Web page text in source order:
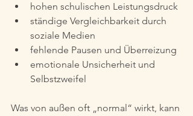
hohen schulischen Leistungsdruck
ständige Vergleichbarkeit durch
soziale Medien
fehlende Pausen und Überreizung
emotionale Unsicherheit und
Selbstzweifel
Was von außen oft „normal“ wirkt, kann